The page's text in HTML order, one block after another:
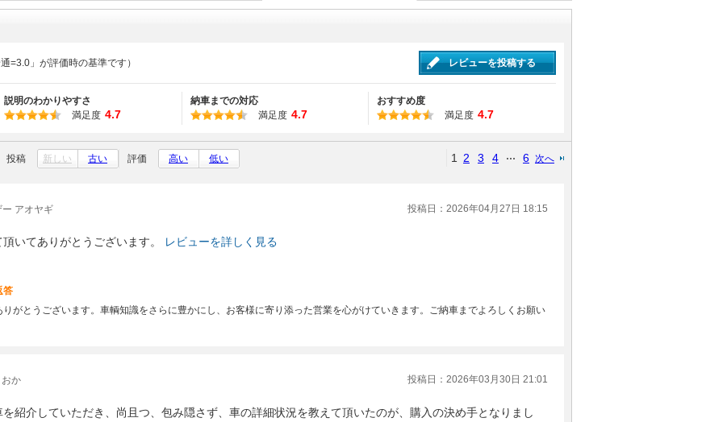
通=3.0」が評価時の基準です） レビューを投稿する
説明のわかりやすさ
満足度 4.7
納車までの対応
満足度 4.7
おすすめ度
満足度 4.7
投稿 新しい 古い 評価 高い 低い 1 2 3 4 6 次へ
アオヤギ 投稿日：2026年04月27日 18:15
いてありがとうございます。 レビューを詳しく見る
答
りがとうございます。車輌知識をさらに豊かにし、お客様に寄り添った営業を心がけていきます。ご納車までよろしくお願い
か 投稿日：2026年03月30日 21:01
紹介していただき、尚且つ、包み隠さず、車の詳細状況を教えて頂いたのが、購入の決め手となりまし